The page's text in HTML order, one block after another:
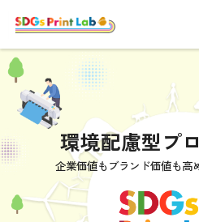
環境配慮型プ
企業価値もブランド価値も高